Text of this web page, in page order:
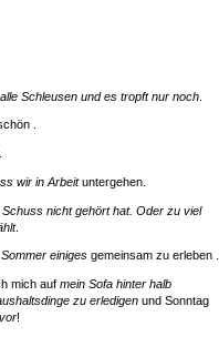
Schleusen und es tropft nur noch
.
wir in Arbeituntergehen.
nicht gehört hat. Oder zu viel
.
einiges gemeinsam zu erleben .
mich auf mein Sofa hinter halb
zu erledigen und Sonntag
!